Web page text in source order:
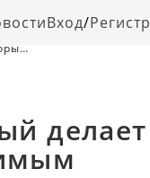
Вход/
делает